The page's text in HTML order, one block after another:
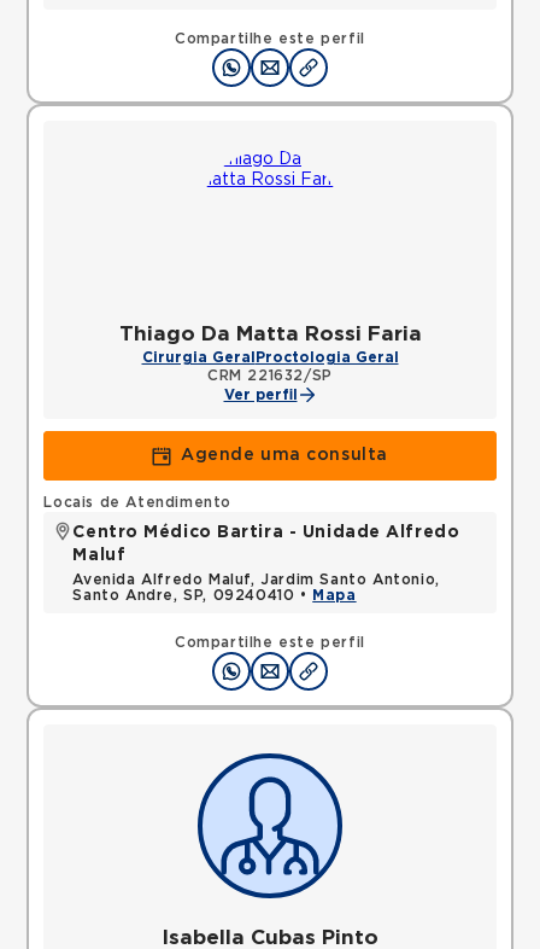
Compartilhe este perfil
Thiago Da Matta Rossi Faria
Cirurgia Geral Proctologia Geral
CRM 221632/SP
Ver perfil
Agende uma consulta
Compartilhe este perfil
Locais de Atendimento
Centro Médico Bartira - Unidade Alfredo
Maluf
Avenida Alfredo Maluf, Jardim Santo Antonio,
Santo Andre, SP, 09240410 •
Mapa
Isabella Cubas Pinto